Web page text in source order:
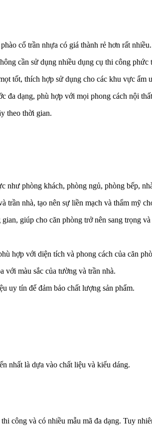
cổ trần nhựa có giá thành rẻ hơn rất nhiều.
cần sử dụng nhiều dụng cụ thi công phức
tốt, thích hợp sử dụng cho các khu vực ẩm
đa dạng, phù hợp với mọi phong cách nội
theo thời gian.
như phòng khách, phòng ngủ, phòng bếp,
trần nhà, tạo nên sự liền mạch và thẩm mỹ
giúp cho căn phòng trở nên sang trọng và
hợp với diện tích và phong cách của căn
với màu sắc của tường và trần nhà.
uy tín để đảm bảo chất lượng sản phẩm.
nhất là dựa vào chất liệu và kiểu dáng.
công và có nhiều mẫu mã đa dạng. Tuy